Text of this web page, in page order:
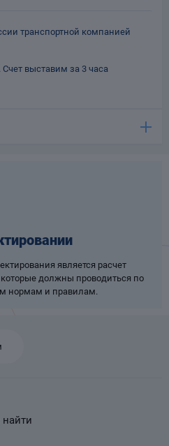
транспортной компанией
выставим за 3 часа
является расчет
которые должны проводиться по
нормам и правилам.